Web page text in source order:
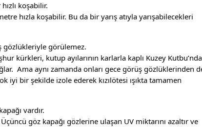
koşabilir.
hızla koşabilir. Bu da bir yarış atıyla yarışabilecekleri
gözlükleriyle görülemez.
kürkleri, kutup ayılarının karlarla kaplı Kuzey Kutbu’nda
Ama aynı zamanda onları gece görüş gözlüklerinden
iyi bir şekilde izole ederek kızılötesi ışıkta tamamen
vardır.
göz kapağı gözlerine ulaşan UV miktarını azaltır ve